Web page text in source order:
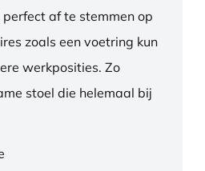
af te stemmen op
zoals een voetring kun
werkposities. Zo
stoel die helemaal bij